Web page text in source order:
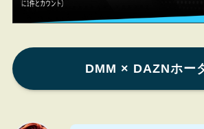
DMM × DAZNホー